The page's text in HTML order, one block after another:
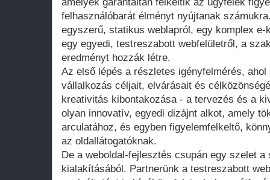
felhasználóbarát élményt nyújtanak
egyszerű, statikus weblapról, egy komplex
egy egyedi, testreszabott webfelületről, a
eredményt hozzák létre.
Az első lépés a részletes igényfelmérés,
vállalkozás céljait, elvárásait és
kreativitás kibontakozása - a tervezés és a
olyan innovatív, egyedi dizájnt alkot, amely
arculatához, és egyben figyelemfelkeltő,
az oldallátogatóknak.
De a weboldal-fejlesztés csupán egy szelet a
kialakításából. Partnerünk a testreszabott